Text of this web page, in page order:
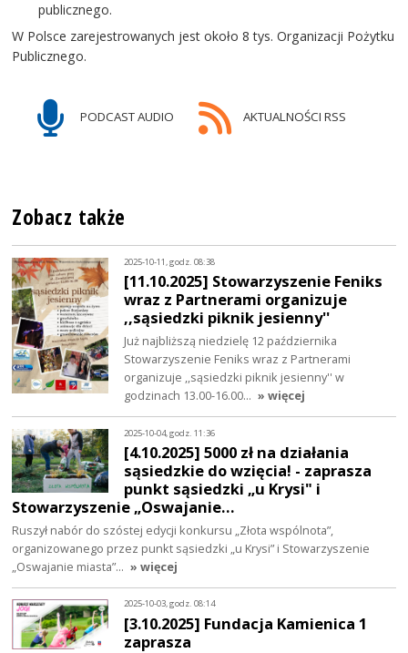
publicznego.
W Polsce zarejestrowanych jest około 8 tys. Organizacji Pożytku
Publicznego.
PODCAST AUDIO AKTUALNOŚCI RSS
Zobacz także
2025-10-11, godz. 08:38
[11.10.2025] Stowarzyszenie Feniks
wraz z Partnerami organizuje
,,sąsiedzki piknik jesienny''
Już najbliższą niedzielę 12 października
Stowarzyszenie Feniks wraz z Partnerami
organizuje ,,sąsiedzki piknik jesienny'' w
godzinach 13.00-16.00… » więcej
2025-10-04, godz. 11:36
[4.10.2025] 5000 zł na działania
sąsiedzkie do wzięcia! - zaprasza
punkt sąsiedzki „u Krysi" i
Stowarzyszenie „Oswajanie…
Ruszył nabór do szóstej edycji konkursu „Złota wspólnota”,
organizowanego przez punkt sąsiedzki „u Krysi” i Stowarzyszenie
„Oswajanie miasta”… » więcej
2025-10-03, godz. 08:14
[3.10.2025] Fundacja Kamienica 1
zaprasza